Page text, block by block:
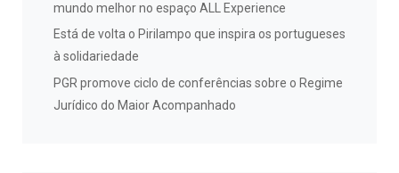
mundo melhor no espaço ALL Experience
Está de volta o Pirilampo que inspira os portugueses
à solidariedade
PGR promove ciclo de conferências sobre o Regime
Jurídico do Maior Acompanhado